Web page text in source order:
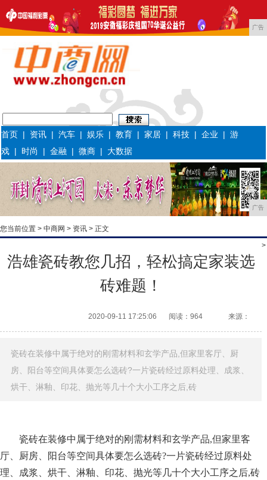
广告
首页 | 资讯 |汽车 |娱乐 |教育 |家居 |科技 |企业 |游
戏 | 时尚 |金融 |微商 | 大数据
广告
您当前位置 > 中商网 > 资讯 > 正文
>
浩雄瓷砖教您几招，轻松搞定家装选
砖难题！
2020-09-11 17:25:06 阅读：964 来源：
瓷砖在装修中属于绝对的刚需材料和玄学产品,但家里客厅、厨
房、阳台等空间具体要怎么选砖?一片瓷砖经过原料处理、成浆、
烘干、淋釉、印花、抛光等几十个大小工序之后,砖
瓷砖在装修中属于绝对的刚需材料和玄学产品,但家里客
厅、厨房、阳台等空间具体要怎么选砖?一片瓷砖经过原料处
理、成浆、烘干、淋釉、印花、抛光等几十个大小工序之后,砖